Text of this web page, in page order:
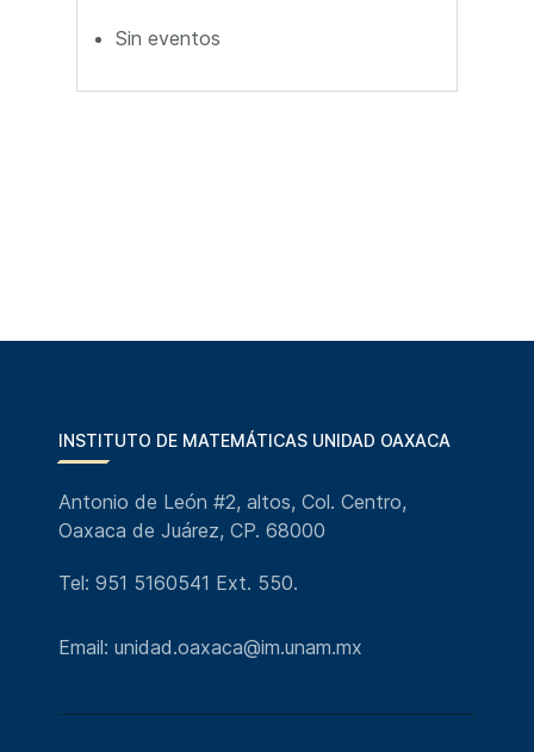
Sin eventos
INSTITUTO DE MATEMÁTICAS UNIDAD OAXACA
Antonio de León #2, altos, Col. Centro,
Oaxaca de Juárez, CP. 68000
Tel: 951 5160541 Ext. 550.
Email: unidad.oaxaca@im.unam.mx